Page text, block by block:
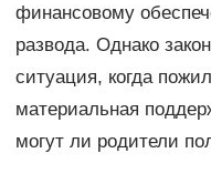
финансовому
развода. Однако
ситуация, когда
материальная
могут ли родители